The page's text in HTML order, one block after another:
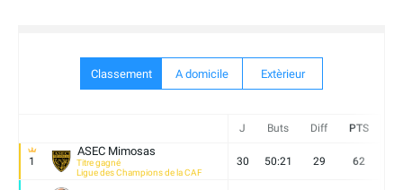
Classement A domicile Extèrieur
J Buts Diff PTS
1
ASEC Mimosas
Titre gagné
Ligue des Champions de la CAF
30 50:21 29 62